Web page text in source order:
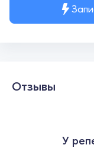
Отзывы
У